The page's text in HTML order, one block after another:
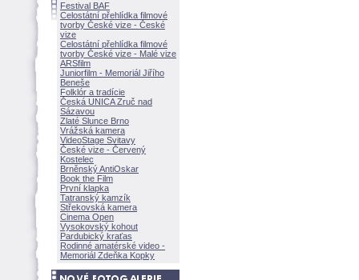
Festival BAF
Celostátní přehlídka filmové
tvorby České vize - České
vize
Celostátní přehlídka filmové
tvorby České vize - Malé vize
ARSfilm
Juniorfilm - Memoriál Jiřího
Beneše
Folklór a tradície
Česká UNICA Zruč nad
Sázavou
Zlaté Slunce Brno
Vrážská kamera
VideoStage Svitavy
České vize - Červený
Kostelec
Brněnský AntiOskar
Book the Film
První klapka
Tatranský kamzík
Střekovská kamera
Cinema Open
Vysokovský kohout
Pardubický kraťas
Rodinné amatérské video -
Memoriál Zdeňka Kopky